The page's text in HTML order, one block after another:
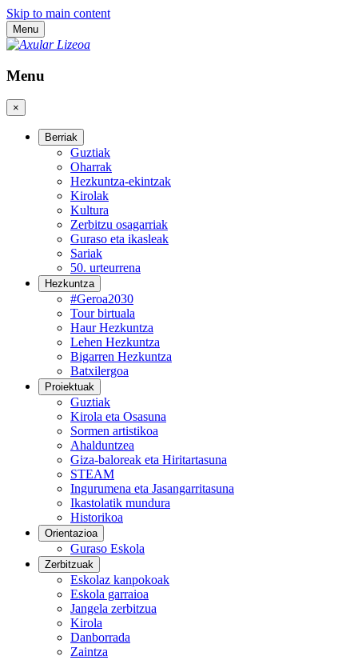
Skip to main content
Menu
Menu
×
Berriak
Guztiak
Oharrak
Hezkuntza-ekintzak
Kirolak
Kultura
Zerbitzu osagarriak
Guraso eta ikasleak
Sariak
50. urteurrena
Hezkuntza
#Geroa2030
Tour birtuala
Haur Hezkuntza
Lehen Hezkuntza
Bigarren Hezkuntza
Batxilergoa
Proiektuak
Guztiak
Kirola eta Osasuna
Sormen artistikoa
Ahalduntzea
Giza-baloreak eta Hiritartasuna
STEAM
Ingurumena eta Jasangarritasuna
Ikastolatik mundura
Historikoa
Orientazioa
Guraso Eskola
Zerbitzuak
Eskolaz kanpokoak
Eskola garraioa
Jangela zerbitzua
Kirola
Danborrada
Zaintza